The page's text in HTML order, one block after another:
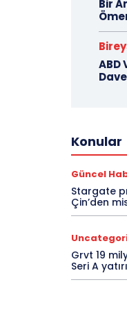
Bir
ABD
Konular
Güncel
Stargate
Çin’den
Grvt 19
Seri A